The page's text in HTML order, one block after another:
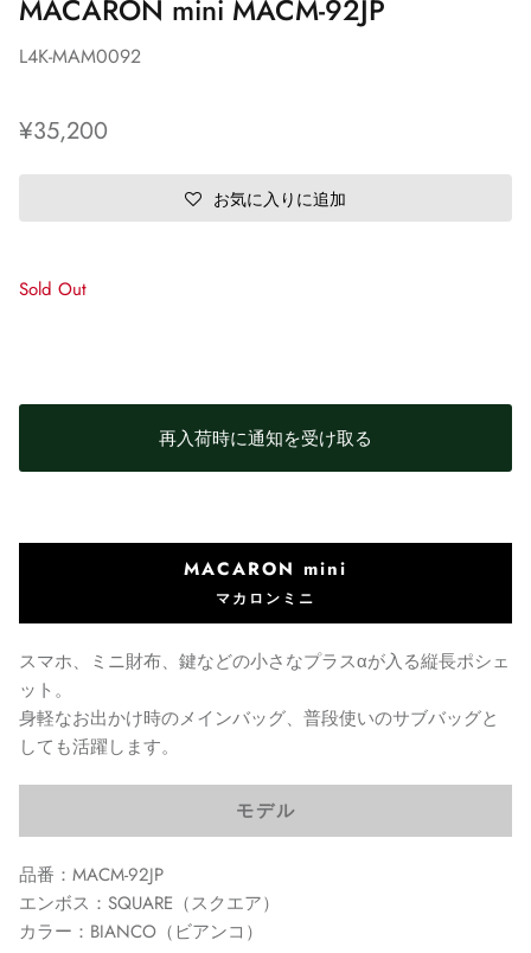
MACARON mini MACM-92JP
L4K-MAM0092
¥35,200
お気に入りに追加
Sold Out
再入荷時に通知を受け取る
MACARON mini
マカロンミニ
スマホ、ミニ財布、鍵などの小さなプラスαが入る縦長ポシェ
ット。
身軽なお出かけ時のメインバッグ、普段使いのサブバッグと
しても活躍します。
モデル
品番：MACM-92JP
エンボス：SQUARE（スクエア）
カラー：BIANCO（ビアンコ）